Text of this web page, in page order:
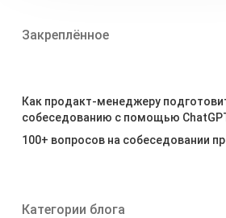
Закреплённое
Как продакт-менеджеру
собеседованию с помощью
100+ вопросов на собеседовании
Категории блога